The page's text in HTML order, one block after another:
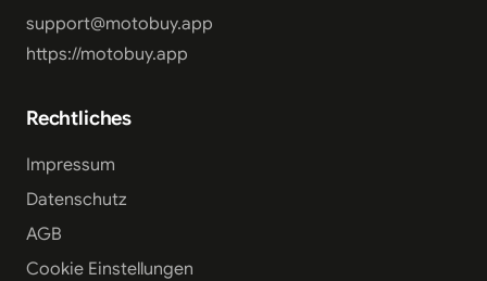
support@motobuy.app
https://motobuy.app
Rechtliches
Impressum
Datenschutz
AGB
Cookie Einstellungen